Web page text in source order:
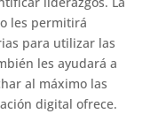
les permitirá
para utilizar las
les ayudará a
al máximo las
digital ofrece.